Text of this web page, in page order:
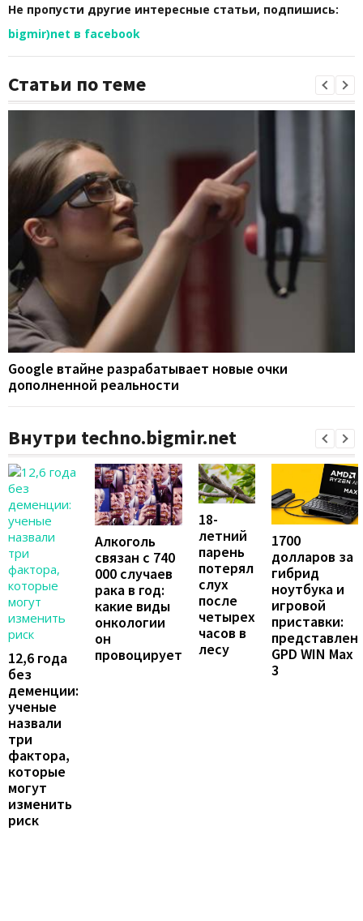
Не пропусти другие интересные статьи, подпишись:
bigmir)net в facebook
Статьи по теме
Google втайне разрабатывает новые очки
дополненной реальности
Внутри techno.bigmir.net
12,6 года
без
деменции:
ученые
назвали
три
фактора,
которые
могут
изменить
риск
Алкоголь
связан с 740
000 случаев
рака в год:
какие виды
онкологии
он
провоцирует
18-
летний
парень
потерял
слух
после
четырех
часов в
лесу
1700
долларов за
гибрид
ноутбука и
игровой
приставки:
представлен
GPD WIN Max
3